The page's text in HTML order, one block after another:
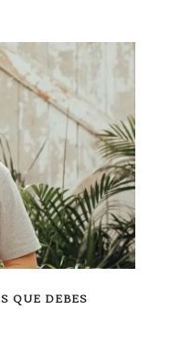
QUE DEBES